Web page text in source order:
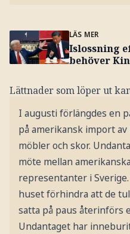
LÄS MER
Islossning
behöver
Lättnader som löper ut
I augusti förlängdes en
på amerikansk import
möbler och skor.
möte mellan
representanter i
huset förhindra att de
satta på paus återinförs
Undantaget har